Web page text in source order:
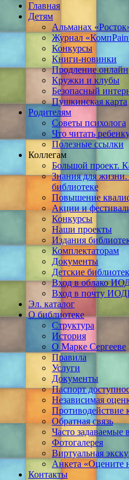
Главная
Детям
Альманах
Журнал
Конкурсы
Книги-новинки
Продление онлайн
Кружки и клубы
Безопасный
Пушкинская карта
Родителям
Советы психолога
Что читать
Полезные ссылки
Коллегам
Большой проект.
Знания для жизни.
библиотеке
Повышение
Акции и
Конкурсы
Наши проекты
Издания
Комплектаторам
Документы
Детские
Вход в облако
Вход в почту
Эл. каталог
О библиотеке
Структура
История
О Марке Сергееве
Правила
Услуги
Документы
Паспорт
Независимая
Противодействие
Обратная связь
Часто задаваемые
Фотогалерея
Виртуальная
Анкета «Оцените
Контакты